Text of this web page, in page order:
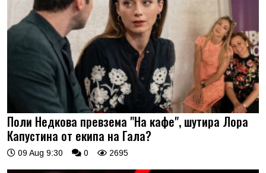
Поли Недкова превзема "На кафе", шутира Лора
Капустина от екипа на Гала?
09 Aug 9:30 0 2695